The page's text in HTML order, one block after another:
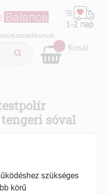
Kosár
sóval
szükséges
körű